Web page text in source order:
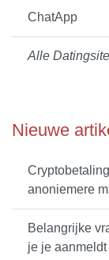
ChatApp
Alle
Nieuwe
anoniemere
Belangrijke
je je